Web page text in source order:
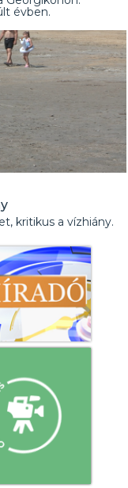
évben.
kritikus a vízhiány.